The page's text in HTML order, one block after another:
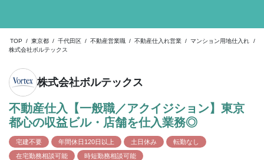
TOP / 東京都 / 千代田区 / 不動産営業職 / 不動産仕入れ営業 / マンション用地仕入れ
/
株式会社ボルテックス
株式会社ボルテックス
不動産仕入【一般職／アクイジション】東京
都心の収益ビル・店舗を仕入業務◎
宅建不要 年間休日120日以上 土日休み
転勤なし
在宅勤務相談可能
時短勤務相談可能